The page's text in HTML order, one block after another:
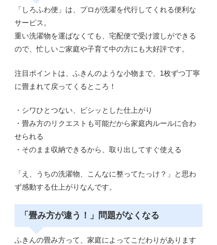
「しろふわ便」は、プロが洗濯を代行してくれる便利な
サービス。
重い洗濯物を運ばなくても、宅配便で受け渡しができる
ので、忙しいご家庭や子育て中の方にも大好評です。
注目ポイントは、ふきんのような小物まで、1枚ずつ丁寧
に畳まれて戻ってくるところ！
・シワひとつない、ピシッとした仕上がり
・畳み方のリクエストも可能だから家庭内ルールに合わ
せられる
・そのまま収納できるから、取り出してすぐ使える
「え、うちの洗濯物、こんなに整ってたっけ？」と思わ
ず感動する仕上がりなんです。
「畳み方が違う！」問題がなくなる
ふきんの畳み方って、家庭によってこだわりがあります